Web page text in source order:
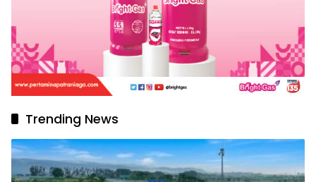
Trending News